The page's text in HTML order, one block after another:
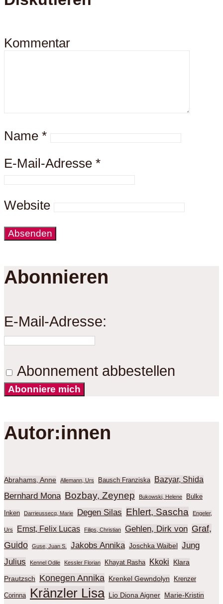
Kommentar
Name *
E-Mail-Adresse *
Website
Abonnieren
E-Mail-Adresse:
Abonnement abbestellen
Abonniere mich
Autor:innen
Abrahams, Anne Allemann, Urs Bausch Franziska Bazyar, Shida
Bernhard Mona Bozbay, Zeynep Bukowski, Helene Bulke
Inken Darrieussecq, Marie Degen Silas Ehlert, Sascha Engeler,
Urs Ernst, Felix Lucas Filips, Christian Gehlen, Dirk von Graf,
Guido
Guse, Juan S. Jakobs Annika Joschka Waibel Jung
Julius
Kennel Odile Kessler Florian Khayat Rasha Kkoki Klara
Prautzsch Konegen Annika Krenkel Gewndolyn Krenzer
Corinna Kränzler Lisa Lio Diona Aigner Marie-Kristin